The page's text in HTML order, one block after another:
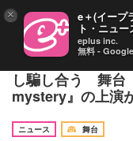
アイドル・声優
し騙し合う 舞台
mystery』の上演
ニュース
舞台
× e＋(イープ
ト・ニュ
eplus inc.
無料 -